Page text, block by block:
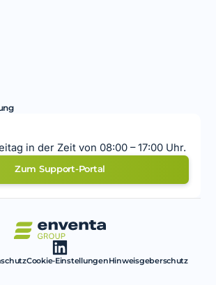
in der Zeit von 08:00 – 17:00 Uhr.
Zum Support-Portal
Cookie-EinstellungenHinweisgeberschutz